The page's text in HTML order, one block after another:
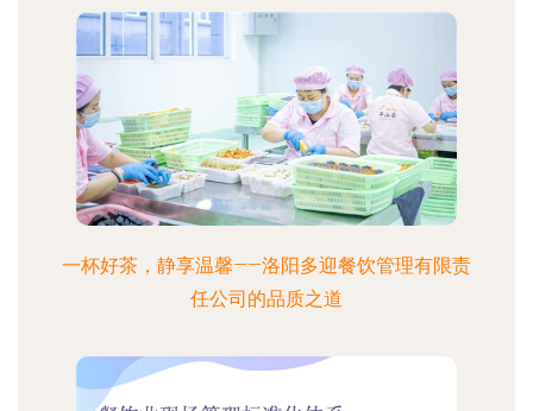
一杯好茶，静享温馨——洛阳多迎餐饮管理有限责
任公司的品质之道